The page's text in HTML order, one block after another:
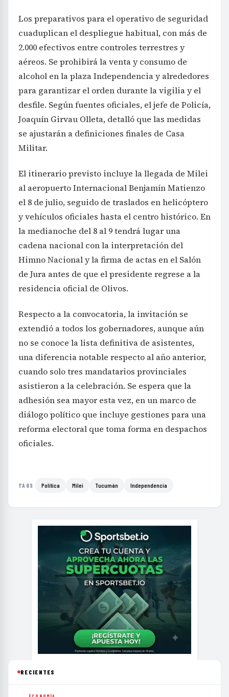
Los preparativos para el operativo de seguridad
cuaduplican el despliegue habitual, con más de
2.000 efectivos entre controles terrestres y
aéreos. Se prohibirá la venta y consumo de
alcohol en la plaza Independencia y alrededores
para garantizar el orden durante la vigilia y el
desfile. Según fuentes oficiales, el jefe de Policía,
Joaquín Girvau Olleta, detalló que las medidas
se ajustarán a definiciones finales de Casa
Militar.
El itinerario previsto incluye la llegada de Milei
al aeropuerto Internacional Benjamín Matienzo
el 8 de julio, seguido de traslados en helicóptero
y vehículos oficiales hasta el centro histórico. En
la medianoche del 8 al 9 tendrá lugar una
cadena nacional con la interpretación del
Himno Nacional y la firma de actas en el Salón
de Jura antes de que el presidente regrese a la
residencia oficial de Olivos.
Respecto a la convocatoria, la invitación se
extendió a todos los gobernadores, aunque aún
no se conoce la lista definitiva de asistentes,
una diferencia notable respecto al año anterior,
cuando solo tres mandatarios provinciales
asistieron a la celebración. Se espera que la
adhesión sea mayor esta vez, en un marco de
diálogo político que incluye gestiones para una
reforma electoral que toma forma en despachos
oficiales.
TAGS Política Milei Tucumán Independencia
RECIENTES